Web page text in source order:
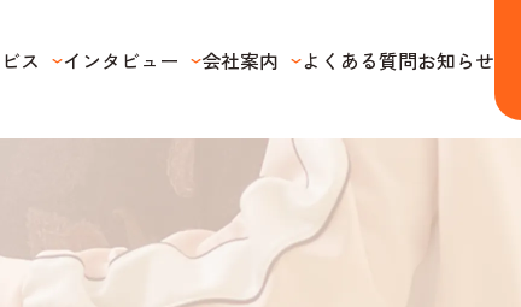
ス インタビュー 会社案内 よくある質問お知らせ